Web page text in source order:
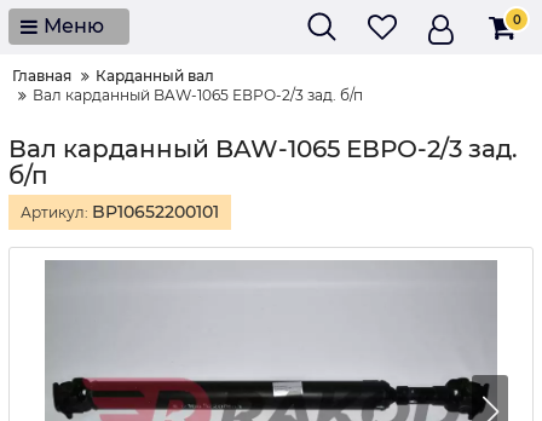
Меню 0
Главная
Карданный вал
Вал карданный BAW-1065 ЕВРО-2/3 зад. б/п
Вал карданный BAW-1065 ЕВРО-2/3 зад.
б/п
Артикул: BP10652200101